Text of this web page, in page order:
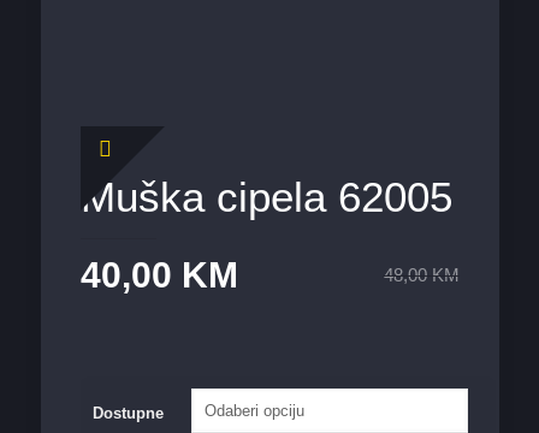
Muška cipela 62005
48,00 KM
40,00 KM
Dostupne